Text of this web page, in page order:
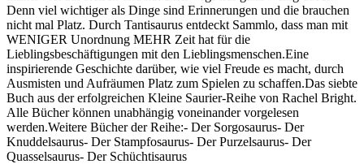
Denn viel wichtiger als Dinge sind Erinnerungen und die brauchen
nicht mal Platz. Durch Tantisaurus entdeckt Sammlo, dass man mit
WENIGER Unordnung MEHR Zeit hat für die
Lieblingsbeschäftigungen mit den Lieblingsmenschen.Eine
inspirierende Geschichte darüber, wie viel Freude es macht, durch
Ausmisten und Aufräumen Platz zum Spielen zu schaffen.Das siebte
Buch aus der erfolgreichen Kleine Saurier-Reihe von Rachel Bright.
Alle Bücher können unabhängig voneinander vorgelesen
werden.Weitere Bücher der Reihe:- Der Sorgosaurus- Der
Knuddelsaurus- Der Stampfosaurus- Der Purzelsaurus- Der
Quasselsaurus- Der Schüchtisaurus